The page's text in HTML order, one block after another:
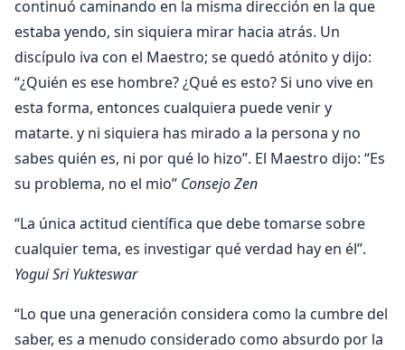
continuó caminando en la misma dirección en la que
estaba yendo, sin siquiera mirar hacia atrás. Un
discípulo iva con el Maestro; se quedó atónito y dijo:
“¿Quién es ese hombre? ¿Qué es esto? Si uno vive en
esta forma, entonces cualquiera puede venir y
matarte. y ni siquiera has mirado a la persona y no
sabes quién es, ni por qué lo hizo”. El Maestro dijo: “Es
su problema, no el mio” Consejo Zen
“La única actitud científica que debe tomarse sobre
cualquier tema, es investigar qué verdad hay en él”.
Yogui Sri Yukteswar
“Lo que una generación considera como la cumbre del
saber, es a menudo considerado como absurdo por la